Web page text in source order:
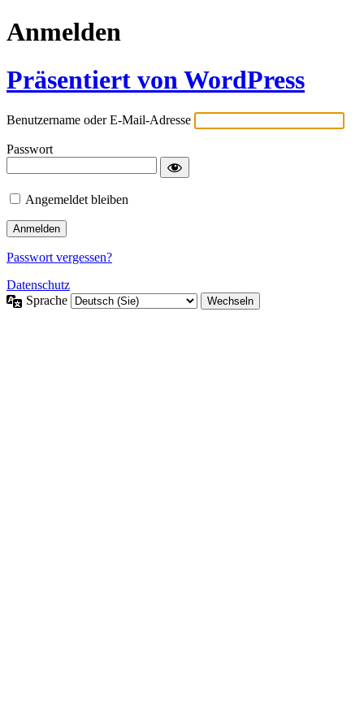
Anmelden
Präsentiert von WordPress
Benutzername oder E-Mail-Adresse
Passwort
Angemeldet bleiben
Passwort vergessen?
Datenschutz
Sprache